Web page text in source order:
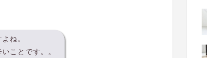
ね。
ことです。。